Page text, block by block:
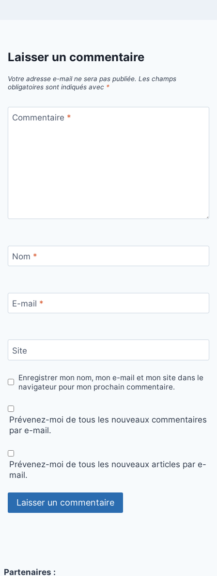
Laisser un commentaire
Votre adresse e-mail ne sera pas publiée. Les champs
obligatoires sont indiqués avec *
Commentaire *
Nom *
E-mail *
Site
Enregistrer mon nom, mon e-mail et mon site dans le
navigateur pour mon prochain commentaire.
Prévenez-moi de tous les nouveaux commentaires
par e-mail.
Prévenez-moi de tous les nouveaux articles par e-
mail.
Partenaires :